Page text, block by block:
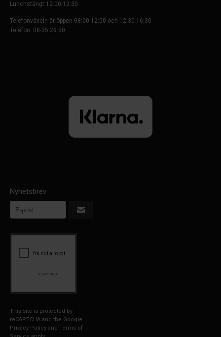
Lunchstängt 12:00-12:30
Telefonväxeln är öppen 08:00-12:00 och 12:30-16:30
Telefon: 08-35 29 50
Nyhetsbrev
This site is protected by
reCAPTCHA and the Google
Privacy Policy and Terms of